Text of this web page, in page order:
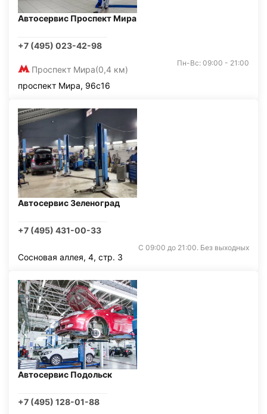
Автосервис Проспект Мира
+7 (495) 023-42-98
Проспект Мира(0,4 км)
Пн-Вс: 09:00 - 21:00
проспект Мира, 96с16
Автосервис Зеленоград
+7 (495) 431-00-33
С 09:00 до 21:00. Без выходных
Сосновая аллея, 4, стр. 3
Автосервис Подольск
+7 (495) 128-01-88